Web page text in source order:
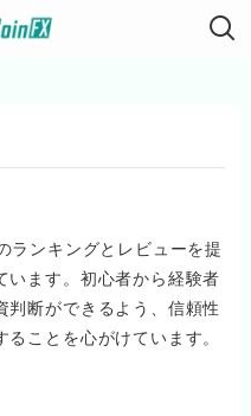
ンキングとレビューを提
います。初心者から経験者
判断ができるよう、信頼性
ことを心がけています。